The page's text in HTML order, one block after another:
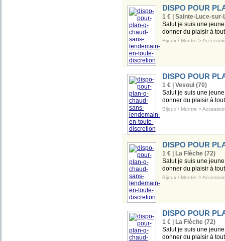
DISPO POUR
1 € | Sainte-Luce-sur-
Salut je suis une
donner du plaisir à
Bijoux / Montre >
DISPO POUR
1 € | Vesoul (70)
Salut je suis une
donner du plaisir à
Bijoux / Montre >
DISPO POUR
1 € | La Flèche (72)
Salut je suis une
donner du plaisir à
Bijoux / Montre >
DISPO POUR
1 € | La Flèche (72)
Salut je suis une
donner du plaisir à